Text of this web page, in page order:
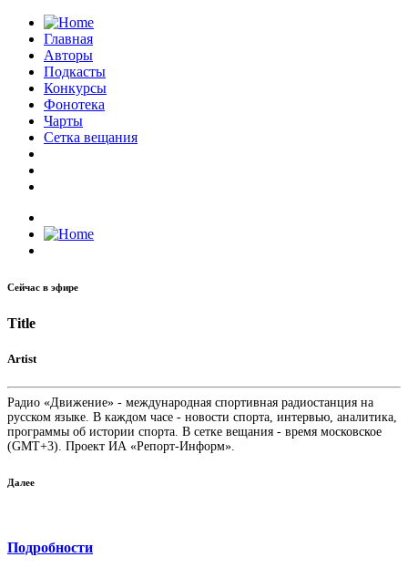
Главная
Авторы
Подкасты
Конкурсы
Фонотека
Чарты
Сетка вещания
Сейчас в эфире
Title
Artist
Радио «Движение» - международная спортивная радиостанция на
русском языке. В каждом часе - новости спорта, интервью, аналитика,
программы об истории спорта. В сетке вещания - время московское
(GMT+3). Проект ИА «Репорт-Информ».
Далее
Подробности